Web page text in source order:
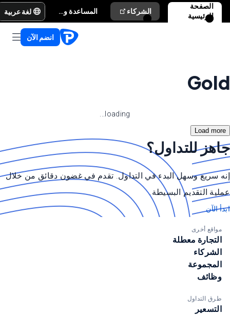
الصفحة
الرئيسية
الشركاء المساعدة والدعم لغة عربية
انضم الآن
Gold
loading...
Load more
جاهز للتداول؟
إنه سريع وسهل البدء في التداول. تقدم في غضون دقائق من خلال
عملية التقديم البسيطة.
ابدأ الآن
مواقع أخرى
التجارة معطلة
الشركاء
المجموعة
وظائف
طرق التداول
التسعير